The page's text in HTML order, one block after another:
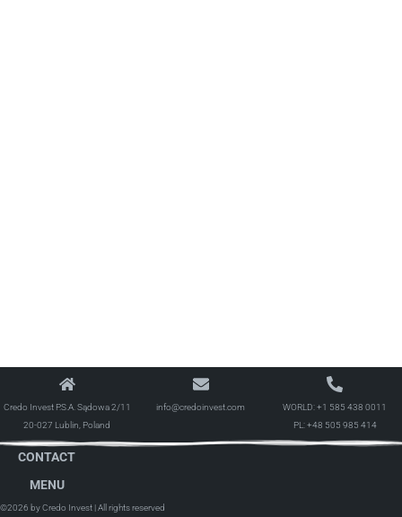
Credo Invest P.S.A. Sądowa 2/11
20-027 Lublin, Poland
info@credoinvest.com WORLD:+1 585 438 0011
PL:+48 505 985 414
CONTACT
MENU
©2026 by Credo Invest | All rights reserved